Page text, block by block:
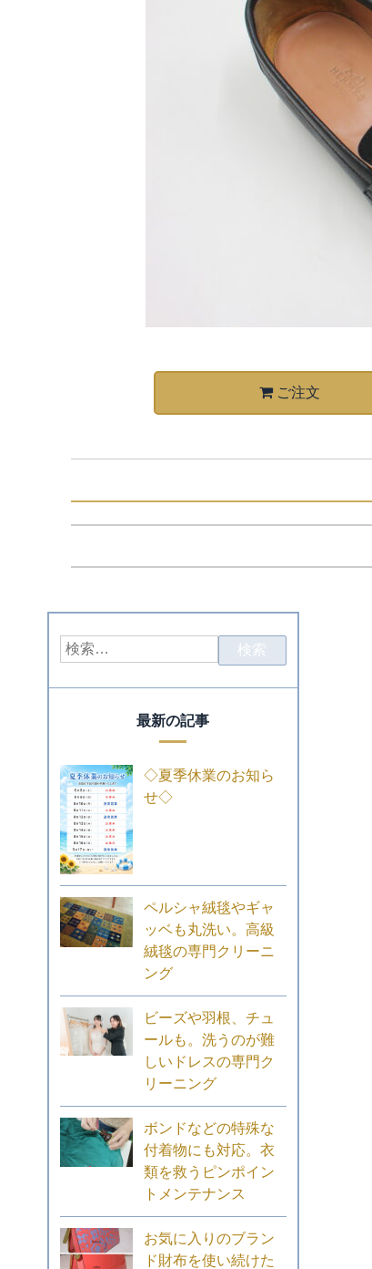
ご注文
最新の記事
◇夏季休業のお知ら
せ◇
ペルシャ絨毯やギャ
ッベも丸洗い。高級
絨毯の専門クリーニ
ング
ビーズや羽根、チュ
ールも。洗うのが難
しいドレスの専門ク
リーニング
ボンドなどの特殊な
付着物にも対応。衣
類を救うピンポイン
トメンテナンス
お気に入りのブラン
ド財布を使い続けた